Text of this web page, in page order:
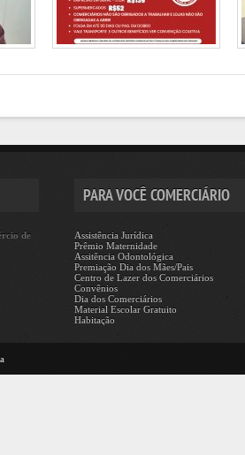
de
PARA VOCÊ COMERCIÁRIO
Assistência Jurídica
Prêmio Maternidade
Assitência Odontológica
Premiação Dia dos Mães/Pais
Centro de Lazer dos Comerciários
Convênios
Dia dos Comerciários
Material Escolar Gratuito
Habitação